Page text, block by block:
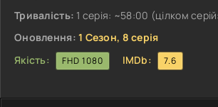
Тривалість: 1 серія: ~58:00 (цілком
Оновлення: 1 Сезон, 8 серія
Якість:
FHD 1080 IMDb: 7.6